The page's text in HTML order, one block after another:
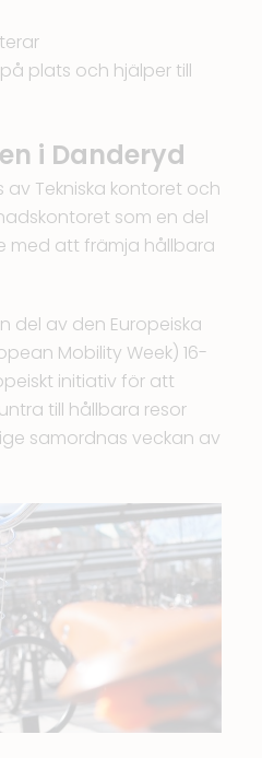
plats och hjälper till
i Danderyd
Tekniska kontoret och
som en del
med att främja hållbara
del av den Europeiska
Mobility Week) 16-
initiativ för att
till hållbara resor
samordnas veckan av